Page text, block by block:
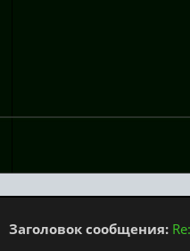
Заголовок сообщения: